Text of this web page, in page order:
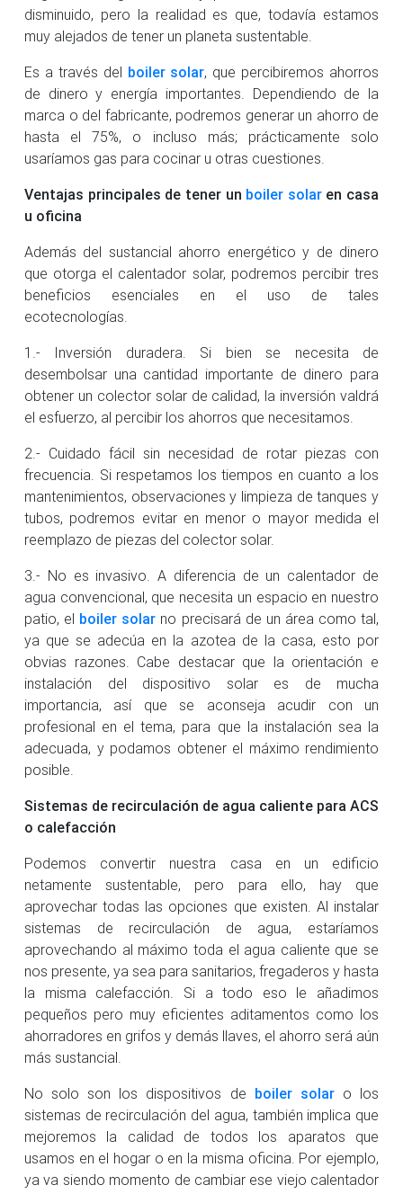
disminuido, pero la realidad es que, todavía estamos
muy alejados de tener un planeta sustentable.
Es a través del boiler solar, que percibiremos ahorros
de dinero y energía importantes. Dependiendo de la
marca o del fabricante, podremos generar un ahorro de
hasta el 75%, o incluso más; prácticamente solo
usaríamos gas para cocinar u otras cuestiones.
Ventajas principales de tener un boiler solaren casa
u oficina
Además del sustancial ahorro energético y de dinero
que otorga el calentador solar, podremos percibir tres
beneficios esenciales en el uso de tales
ecotecnologías.
1.- Inversión duradera. Si bien se necesita de
desembolsar una cantidad importante de dinero para
obtener un colector solar de calidad, la inversión valdrá
el esfuerzo, al percibir los ahorros que necesitamos.
2.- Cuidado fácil sin necesidad de rotar piezas con
frecuencia. Si respetamos los tiempos en cuanto a los
mantenimientos, observaciones y limpieza de tanques y
tubos, podremos evitar en menor o mayor medida el
reemplazo de piezas del colector solar.
3.- No es invasivo. A diferencia de un calentador de
agua convencional, que necesita un espacio en nuestro
patio, el boiler solar no precisará de un área como tal,
ya que se adecúa en la azotea de la casa, esto por
obvias razones. Cabe destacar que la orientación e
instalación del dispositivo solar es de mucha
importancia, así que se aconseja acudir con un
profesional en el tema, para que la instalación sea la
adecuada, y podamos obtener el máximo rendimiento
posible.
Sistemas de recirculación de agua caliente para ACS
o calefacción
Podemos convertir nuestra casa en un edificio
netamente sustentable, pero para ello, hay que
aprovechar todas las opciones que existen. Al instalar
sistemas de recirculación de agua, estaríamos
aprovechando al máximo toda el agua caliente que se
nos presente, ya sea para sanitarios, fregaderos y hasta
la misma calefacción. Si a todo eso le añadimos
pequeños pero muy eficientes aditamentos como los
ahorradores en grifos y demás llaves, el ahorro será aún
más sustancial.
No solo son los dispositivos de boiler solaro los
sistemas de recirculación del agua, también implica que
mejoremos la calidad de todos los aparatos que
usamos en el hogar o en la misma oficina. Por ejemplo,
ya va siendo momento de cambiar ese viejo calentador